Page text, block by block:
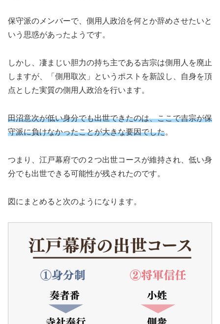
保守派のメンバーで、側用人政治を何とか辞めさせたいと
いう思惑があったようです。
しかし、凄まじい胆力の持ち主である吉宗は側用人を廃止
しますが、「側用取次」というポストを新設し、自身を頂
点とした実質の側用人政治を行います。
田沼意次が低い身分でも出世できたのは、ここで吉宗が保
守派に負けなかったことが大きな要因でした。
つまり、江戸幕府での２つ出世コースが維持され、低い身
分でも出世できる可能性が残されたのです。
図にまとめると次のようになります。